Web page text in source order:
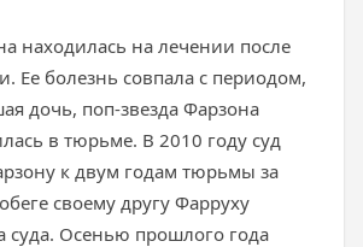
находилась на лечении после
Ее болезнь совпала с периодом,
дочь, поп-звезда Фарзона
в тюрьме. В 2010 году суд
к двум годам тюрьмы за
своему другу Фарруху
суда. Осенью прошлого года